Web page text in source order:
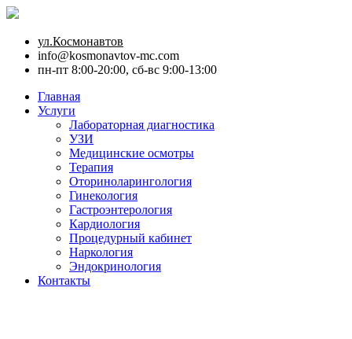
ул.Космонавтов
info@kosmonavtov-mc.com
пн-пт 8:00-20:00, сб-вс 9:00-13:00
Главная
Услуги
Лабораторная диагностика
УЗИ
Медицинские осмотры
Терапия
Оториноларингология
Гинекология
Гастроэнтерология
Кардиология
Процедурный кабинет
Наркология
Эндокринология
Контакты